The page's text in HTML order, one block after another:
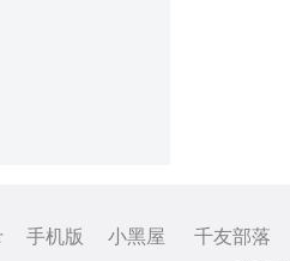
手机版 小黑屋
千友部落